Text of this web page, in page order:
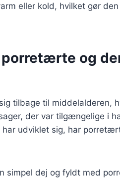
eller kold, hvilket gør
og
tilbage til middelalderen,
der var tilgængelige i
udviklet sig, har
simpel dej og fyldt med